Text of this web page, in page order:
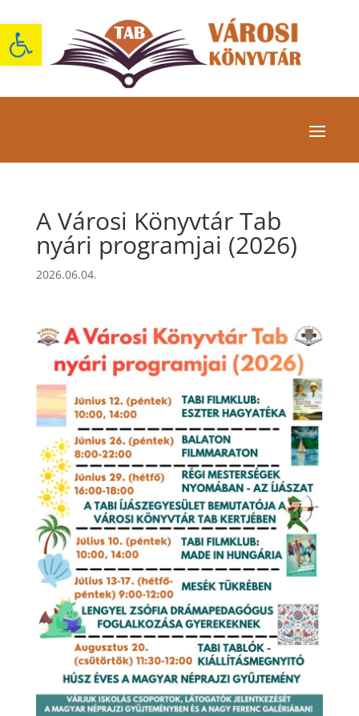
Eszköztár megnyitása
A Városi Könyvtár Tab
nyári programjai (2026)
2026.06.04.